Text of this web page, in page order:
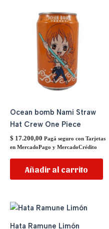
Ocean bomb Nami Straw
Hat Crew One Piece
$ 17.200,00 Pagá seguro con Tarjetas
en MercadoPago y MercadoCrédito
Añadir al carrito
Hata Ramune Limón